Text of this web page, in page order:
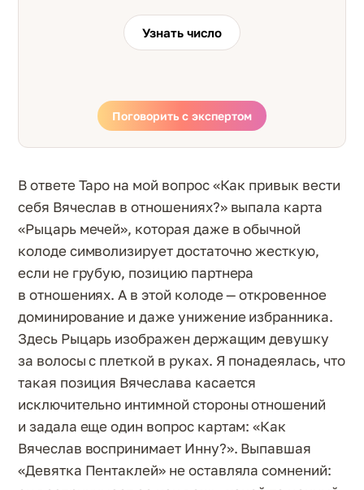
Узнать число
Поговорить с экспертом
В ответе Таро на мой вопрос «Как привык вести
себя Вячеслав в отношениях?» выпала карта
«Рыцарь мечей», которая даже в обычной
колоде символизирует достаточно жесткую,
если не грубую, позицию партнера
в отношениях. А в этой колоде — откровенное
доминирование и даже унижение избранника.
Здесь Рыцарь изображен держащим девушку
за волосы с плеткой в руках. Я понадеялась, что
такая позиция Вячеслава касается
исключительно интимной стороны отношений
и задала еще один вопрос картам: «Как
Вячеслав воспринимает Инну?». Выпавшая
«Девятка Пентаклей» не оставляла сомнений: